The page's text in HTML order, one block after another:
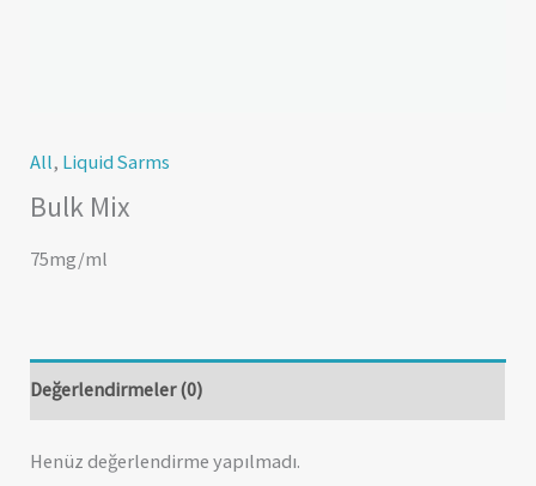
All, Liquid Sarms
Bulk Mix
75mg/ml
Değerlendirmeler (0)
Henüz değerlendirme yapılmadı.